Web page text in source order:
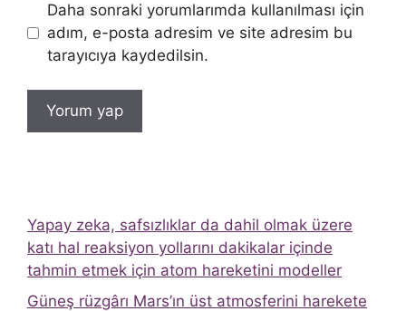
Daha sonraki yorumlarımda kullanılması için
adım, e-posta adresim ve site adresim bu
tarayıcıya kaydedilsin.
Yapay zeka, safsızlıklar da dahil olmak üzere
katı hal reaksiyon yollarını dakikalar içinde
tahmin etmek için atom hareketini modeller
Güneş rüzgârı Mars’ın üst atmosferini harekete